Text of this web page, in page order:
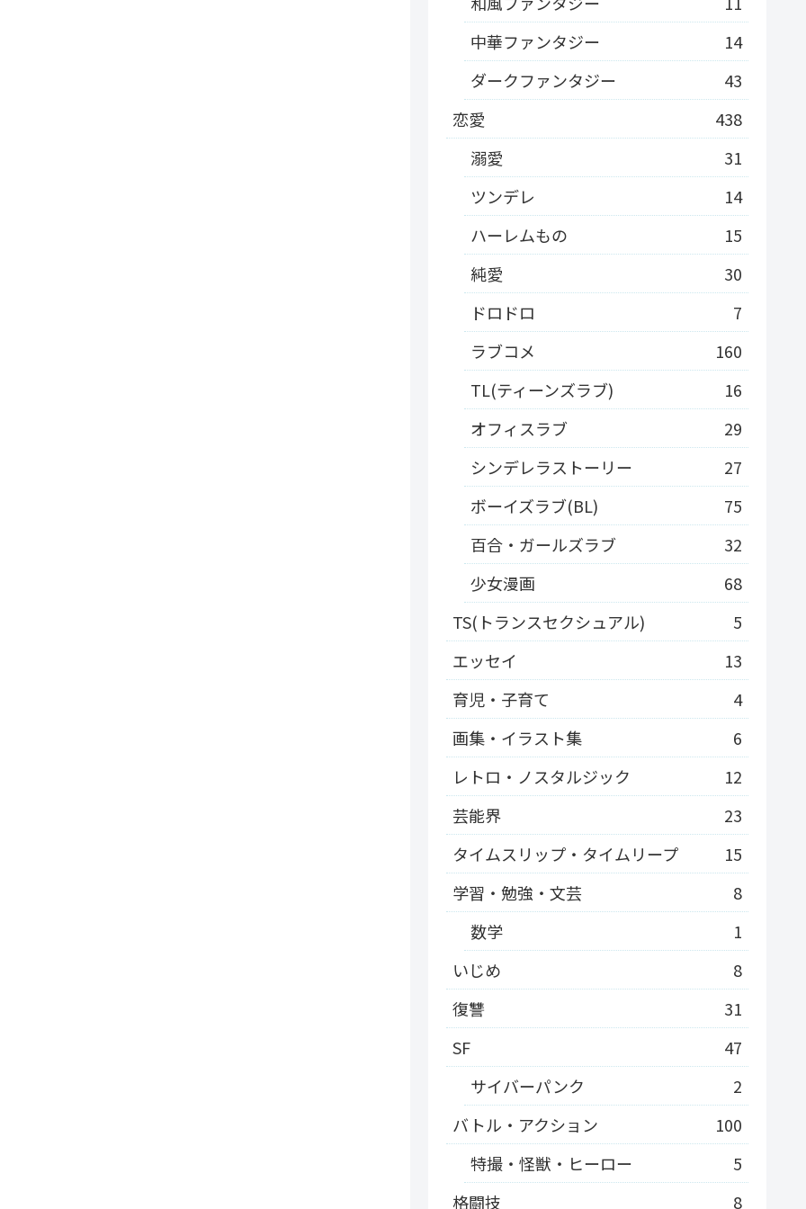
中華ファンタジー
14
ダークファンタジー
43
恋愛
438
溺愛
31
ツンデレ
14
ハーレムもの
15
純愛
30
ドロドロ
7
ラブコメ
160
TL(ティーンズラブ)
16
オフィスラブ
29
シンデレラストーリー
27
ボーイズラブ(BL)
75
百合・ガールズラブ
32
少女漫画
68
TS(トランスセクシュアル)
5
エッセイ
13
育児・子育て
4
画集・イラスト集
6
レトロ・ノスタルジック
12
芸能界
23
タイムスリップ・タイムリープ
15
学習・勉強・文芸
8
数学
1
いじめ
8
復讐
31
SF
47
サイバーパンク
2
バトル・アクション
100
特撮・怪獣・ヒーロー
5
格闘技
8